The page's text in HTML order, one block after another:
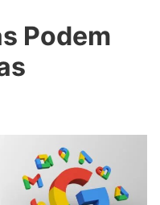
Podem